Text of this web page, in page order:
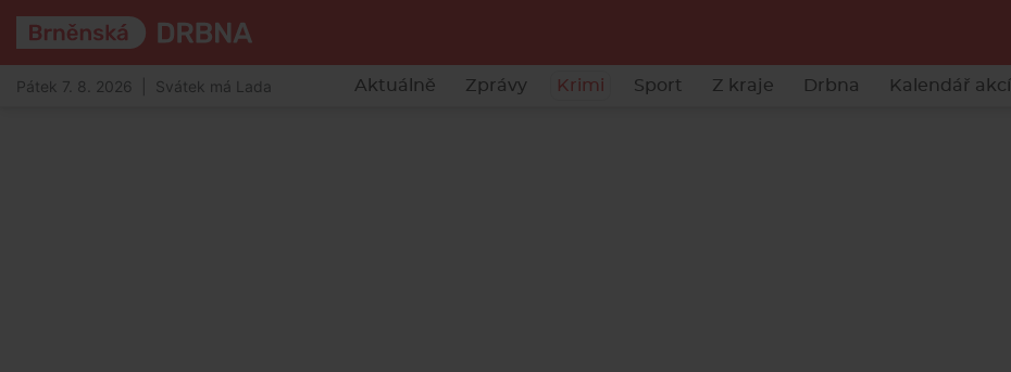
Pátek 7. 8. 2026 | Svátek má Lada Aktuálně Zprávy Krimi Sport Z kraje Drbna Kalendář akcí